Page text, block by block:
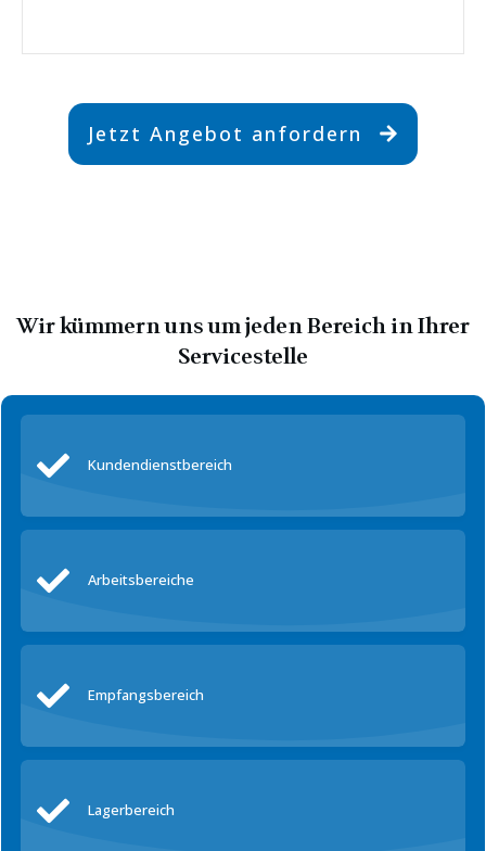
Jetzt Angebot anfordern
Wir kümmern uns um jeden Bereich in Ihrer
Servicestelle
Kundendienstbereich
Arbeitsbereiche
Empfangsbereich
Lagerbereich